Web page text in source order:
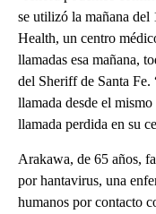
se utilizó la mañana
Health, un centro
llamadas esa mañana,
del Sheriff de Santa Fe.
llamada desde el
llamada perdida en su
Arakawa, de 65 años,
por hantavirus, una
humanos por contacto